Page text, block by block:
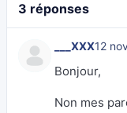
3 réponses
___XXX12
Bonjour,
Non mes